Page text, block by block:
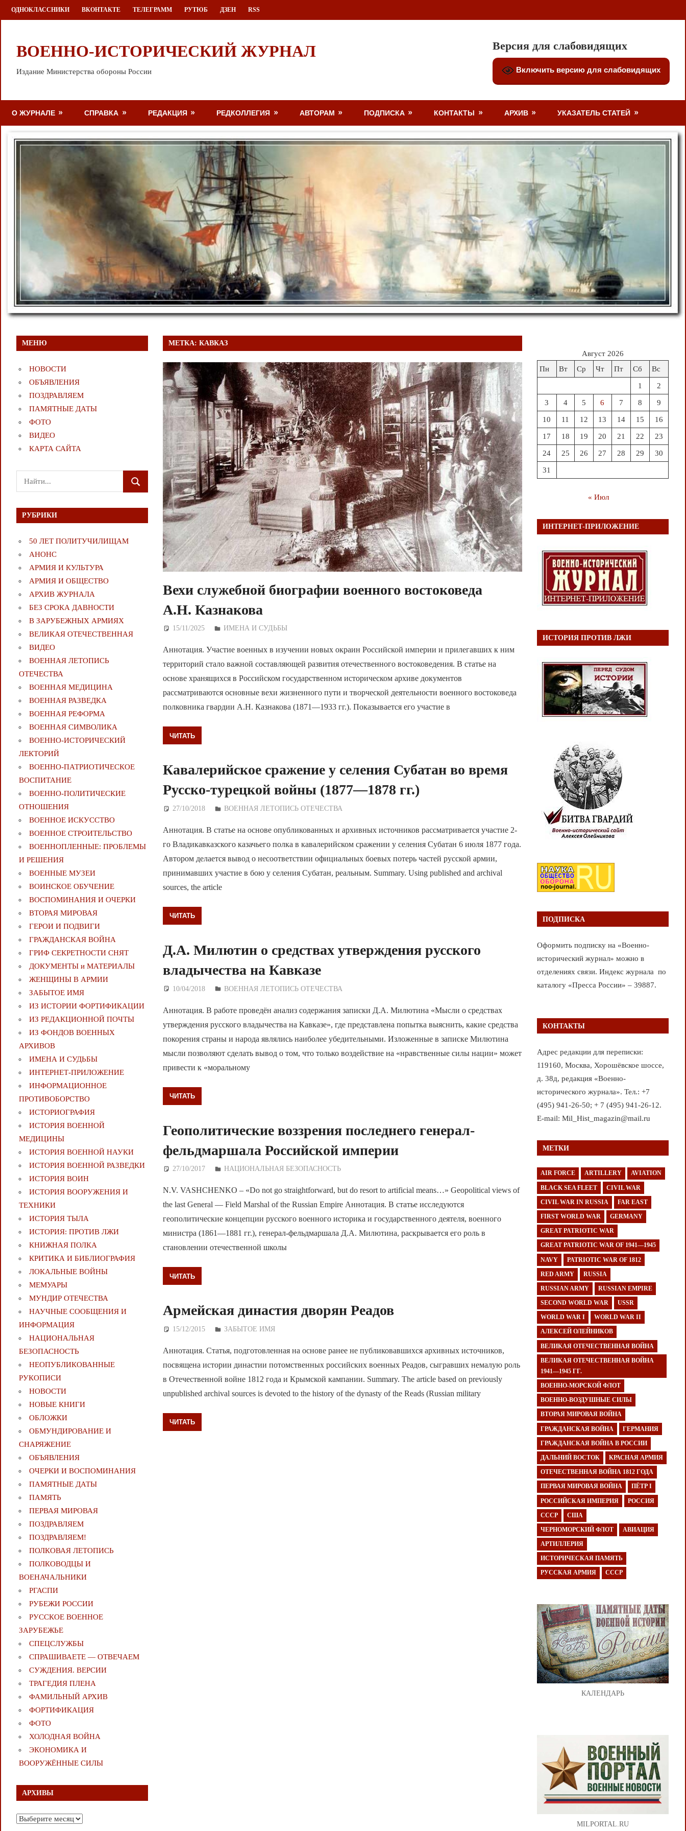
Перейти
к
ОДНОКЛАССНИКИ ВКОНТАКТЕ ТЕЛЕГРАММ РУТЮБ ДЗЕН RSS
ВОЕННО-ИСТОРИЧЕСКИЙ ЖУРНАЛ
Издание Министерства обороны России
Версия для слабовидящих
Включить версию для слабовидящих
О ЖУРНАЛЕ СПРАВКА РЕДАКЦИЯ РЕДКОЛЛЕГИЯ АВТОРАМ ПОДПИСКА КОНТАКТЫ АРХИВ УКАЗАТЕЛЬ СТАТЕЙ
МЕТКА:КАВКАЗ
Вехи служебной биографии военного востоковеда
А.Н. Казнакова
15/11/2025 Дежурный по Редакции
ИМЕНА И СУДЬБЫ
Аннотация. Участие военных в изучении новых окраин Российской империи и прилегавших к ним
территорий стало важной составляющей развития отечественного востоковедения. В статье на
основе хранящихся в Российском государственном историческом архиве документов
рассматриваются основные вехи жизненного пути и творческой деятельности военного востоковеда
полковника гвардии А.Н. Казнакова (1871—1933 гг.). Показывается его участие в
ЧИТАТЬ
Кавалерийское сражение у селения Субатан во время
Русско-турецкой войны (1877—1878 гг.)
27/10/2018 Дежурный по Редакции
ВОЕННАЯ ЛЕТОПИСЬ ОТЕЧЕСТВА
Аннотация. В статье на основе опубликованных и архивных источников рассматривается участие 2-
го Владикавказского казачьего полка в кавалерийском сражении у селения Субатан 6 июля 1877 года.
Автором делается вывод о несоответствии официальных боевых потерь частей русской армии,
принимавших участие в бою у селения Субатан, реальным. Summary. Using published and archival
sources, the article
ЧИТАТЬ
Д.А. Милютин о средствах утверждения русского
владычества на Кавказе
10/04/2018 Дежурный по Редакции
ВОЕННАЯ ЛЕТОПИСЬ ОТЕЧЕСТВА
Аннотация. В работе проведён анализ содержания записки Д.А. Милютина «Мысли о средствах
утверждения русского владычества на Кавказе», где представлена попытка выяснить, какие средства
покорения страны и народа являлись наиболее убедительными. Изложенные в записке Милютина
мысли позволяют сделать вывод о том, что только воздействие на «нравственные силы нации» может
привести к «моральному
ЧИТАТЬ
Геополитические воззрения последнего генерал-
фельдмаршала Российской империи
27/10/2017 Дежурный по Редакции
НАЦИОНАЛЬНАЯ БЕЗОПАСНОСТЬ
N.V. VASHCHENKO – «Do not go straightforward, but do resort to artificial means…» Geopolitical views of
the last General — Field Marshal of the Russian Empire Аннотация. В статье исследуются
геополитические концепции русского военного историка и государственного деятеля, военного
министра (1861—1881 гг.), генерал-фельдмаршала Д.А. Милютина, раскрывается его роль в
становлении отечественной школы
ЧИТАТЬ
Армейская династия дворян Реадов
15/12/2015 Дежурный по Редакции
ЗАБЫТОЕ ИМЯ
Аннотация. Статья, подготовленная на основе ранее не публиковавшихся архивных источников,
посвящена истории династии потомственных российских военных Реадов, сыгравших немалую роль
в Отечественной войне 1812 года и Крымской кампании. Summary. The article based on previously
unpublished archival sources is devoted to the history of the dynasty of the Reads (Russian military
ЧИТАТЬ
МЕНЮ
НОВОСТИ
ОБЪЯВЛЕНИЯ
ПОЗДРАВЛЯЕМ
ПАМЯТНЫЕ ДАТЫ
ФОТО
ВИДЕО
КАРТА САЙТА
Поиск
для:
ПОИСК
РУБРИКИ
50 ЛЕТ ПОЛИТУЧИЛИЩАМ
АНОНС
АРМИЯ И КУЛЬТУРА
АРМИЯ И ОБЩЕСТВО
АРХИВ ЖУРНАЛА
БЕЗ СРОКА ДАВНОСТИ
В ЗАРУБЕЖНЫХ АРМИЯХ
ВЕЛИКАЯ ОТЕЧЕСТВЕННАЯ
ВИДЕО
ВОЕННАЯ ЛЕТОПИСЬ
ОТЕЧЕСТВА
ВОЕННАЯ МЕДИЦИНА
ВОЕННАЯ РАЗВЕДКА
ВОЕННАЯ РЕФОРМА
ВОЕННАЯ СИМВОЛИКА
ВОЕННО-ИСТОРИЧЕСКИЙ
ЛЕКТОРИЙ
ВОЕННО-ПАТРИОТИЧЕСКОЕ
ВОСПИТАНИЕ
ВОЕННО-ПОЛИТИЧЕСКИE
ОТНОШЕНИЯ
ВОЕННОЕ ИСКУССТВО
ВОЕННОЕ СТРОИТЕЛЬСТВО
ВОЕННОПЛЕННЫЕ: ПРОБЛЕМЫ
И РЕШЕНИЯ
ВОЕННЫЕ МУЗЕИ
ВОИНСКОЕ ОБУЧЕНИЕ
ВОСПОМИНАНИЯ И ОЧЕРКИ
ВТОРАЯ МИРОВАЯ
ГЕРОИ И ПОДВИГИ
ГРАЖДАНСКАЯ ВОЙНА
ГРИФ СЕКРЕТНОСТИ СНЯТ
ДОКУМЕНТЫ и МАТЕРИАЛЫ
ЖЕНЩИНЫ В АРМИИ
ЗАБЫТОЕ ИМЯ
ИЗ ИСТОРИИ ФОРТИФИКАЦИИ
ИЗ РЕДАКЦИОННОЙ ПОЧТЫ
ИЗ ФОНДОВ ВОЕННЫХ
АРХИВОВ
ИМЕНА И СУДЬБЫ
ИНТЕРНЕТ-ПРИЛОЖЕНИЕ
ИНФОРМАЦИОННОЕ
ПРОТИВОБОРСТВО
ИСТОРИОГРАФИЯ
ИСТОРИЯ ВОЕННОЙ
МЕДИЦИНЫ
ИСТОРИЯ ВОЕННОЙ НАУКИ
ИСТОРИЯ ВОЕННОЙ РАЗВЕДКИ
ИСТОРИЯ ВОИН
ИСТОРИЯ ВООРУЖЕНИЯ И
ТЕХНИКИ
ИСТОРИЯ ТЫЛА
ИСТОРИЯ: ПРОТИВ ЛЖИ
КНИЖНАЯ ПОЛКА
КРИТИКА И БИБЛИОГРАФИЯ
ЛОКАЛЬНЫЕ ВОЙНЫ
МЕМУАРЫ
МУНДИР ОТЕЧЕСТВА
НАУЧНЫЕ СООБЩЕНИЯ И
ИНФОРМАЦИЯ
НАЦИОНАЛЬНАЯ
БЕЗОПАСНОСТЬ
НЕОПУБЛИКОВАННЫЕ
РУКОПИСИ
НОВОСТИ
НОВЫЕ КНИГИ
ОБЛОЖКИ
ОБМУНДИРОВАНИЕ И
СНАРЯЖЕНИЕ
ОБЪЯВЛЕНИЯ
ОЧЕРКИ И ВОСПОМИНАНИЯ
ПАМЯТНЫЕ ДАТЫ
ПАМЯТЬ
ПЕРВАЯ МИРОВАЯ
ПОЗДРАВЛЯЕМ
ПОЗДРАВЛЯЕМ!
ПОЛКОВАЯ ЛЕТОПИСЬ
ПОЛКОВОДЦЫ И
ВОЕНАЧАЛЬНИКИ
РГАСПИ
РУБЕЖИ РОССИИ
РУССКОЕ ВОЕННОЕ
ЗАРУБЕЖЬЕ
СПЕЦСЛУЖБЫ
СПРАШИВАЕТЕ — ОТВЕЧАЕМ
СУЖДЕНИЯ. ВЕРСИИ
ТРАГЕДИЯ ПЛЕНА
ФАМИЛЬНЫЙ АРХИВ
ФОРТИФИКАЦИЯ
ФОТО
ХОЛОДНАЯ ВОЙНА
ЭКОНОМИКА И
ВООРУЖЁННЫЕ СИЛЫ
АРХИВЫ
Архивы
Август 2026
Пн
Вт Ср Чт Пт Сб Вс
1 2
3 4 5 6 7 8 9
10 11 12 13 14 15 16
17 18 19 20 21 22 23
24 25 26 27 28 29 30
31
« Июл
ИНТЕРНЕТ-ПРИЛОЖЕНИЕ
ИСТОРИЯ ПРОТИВ ЛЖИ
ПОДПИСКА
Оформить подписку на «Военно-
исторический журнал» можно в
отделениях связи. Индекс журнала по
каталогу «Пресса России» – 39887.
КОНТАКТЫ
Адрес редакции для переписки:
119160, Москва, Хорошёвское шоссе,
д. 38д, редакция «Военно-
исторического журнала». Тел.: +7
(495) 941-26-50; + 7 (495) 941-26-12.
E-mail: Mil_Hist_magazin@mail.ru
МЕТКИ
AIR FORCE ARTILLERY AVIATION
BLACK SEA FLEET CIVIL WAR
CIVIL WAR IN RUSSIA FAR EAST
FIRST WORLD WAR GERMANY
GREAT PATRIOTIC WAR
GREAT PATRIOTIC WAR OF 1941—1945
NAVY PATRIOTIC WAR OF 1812
RED ARMY RUSSIA
RUSSIAN ARMY RUSSIAN EMPIRE
SECOND WORLD WAR USSR
WORLD WAR I WORLD WAR II
АЛЕКСЕЙ ОЛЕЙНИКОВ
ВЕЛИКАЯ ОТЕЧЕСТВЕННАЯ ВОЙНА
ВЕЛИКАЯ ОТЕЧЕСТВЕННАЯ ВОЙНА
1941—1945 ГГ.
ВОЕННО-МОРСКОЙ ФЛОТ
ВОЕННО-ВОЗДУШНЫЕ СИЛЫ
ВТОРАЯ МИРОВАЯ ВОЙНА
ГРАЖДАНСКАЯ ВОЙНА ГЕРМАНИЯ
ГРАЖДАНСКАЯ ВОЙНА В РОССИИ
ДАЛЬНИЙ ВОСТОК КРАСНАЯ АРМИЯ
ОТЕЧЕСТВЕННАЯ ВОЙНА 1812 ГОДА
ПЕРВАЯ МИРОВАЯ ВОЙНА ПЁТР I
РОССИЙСКАЯ ИМПЕРИЯ РОССИЯ
СССР США
ЧЕРНОМОРСКИЙ ФЛОТ АВИАЦИЯ
АРТИЛЛЕРИЯ
ИСТОРИЧЕСКАЯ ПАМЯТЬ
РУССКАЯ АРМИЯ СССР
КАЛЕНДАРЬ
MILPORTAL.RU